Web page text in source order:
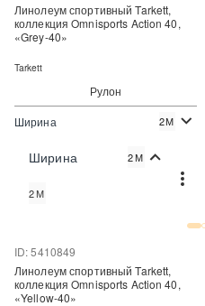
Рулон
Цена:
Линолеум спортивный Tarkett,
коллекция Omnisports Action 40,
«Grey-40»
Tarkett
Ширина 2М
Ширина 2М
2М
ID: 5410849
Линолеум спортивный Tarkett,
коллекция Omnisports Action 40,
«Yellow-40»